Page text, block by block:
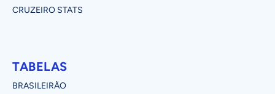
CRUZEIRO STATS
TABELAS
BRASILEIRÃO